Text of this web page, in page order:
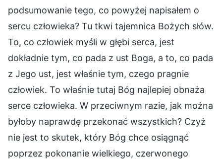
podsumowanie tego, co powyżej napisałem o
sercu człowieka? Tu tkwi tajemnica Bożych słów.
To, co człowiek myśli w głębi serca, jest
dokładnie tym, co pada z ust Boga, a to, co pada
z Jego ust, jest właśnie tym, czego pragnie
człowiek. To właśnie tutaj Bóg najlepiej obnaża
serce człowieka. W przeciwnym razie, jak można
byłoby naprawdę przekonać wszystkich? Czyż
nie jest to skutek, który Bóg chce osiągnąć
poprzez pokonanie wielkiego, czerwonego